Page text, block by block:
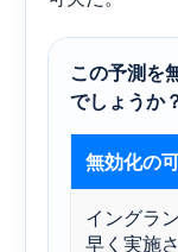
この予測を
でしょうか
無効化の
イングラ
早く実施